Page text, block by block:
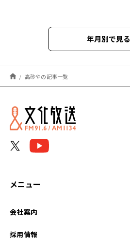
年月別で見る
2024年03月
2021年08月
高砂やの記事一覧
メニュー
会社案内
採用情報